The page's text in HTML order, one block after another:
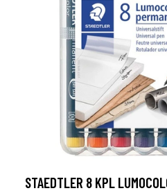
STAEDTLER 8 KPL